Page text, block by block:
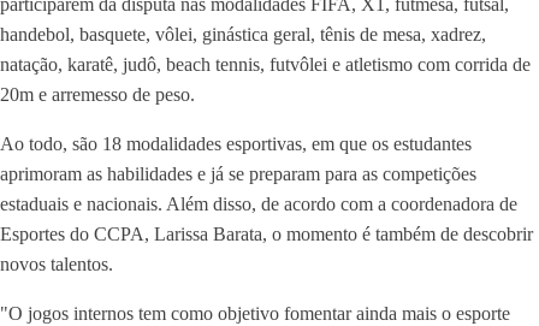
participarem da disputa nas modalidades FIFA, X1, futmesa, futsal,
handebol, basquete, vôlei, ginástica geral, tênis de mesa, xadrez,
natação, karatê, judô, beach tennis, futvôlei e atletismo com corrida de
20m e arremesso de peso.
Ao todo, são 18 modalidades esportivas, em que os estudantes
aprimoram as habilidades e já se preparam para as competições
estaduais e nacionais. Além disso, de acordo com a coordenadora de
Esportes do CCPA, Larissa Barata, o momento é também de descobrir
novos talentos.
"O jogos internos tem como objetivo fomentar ainda mais o esporte